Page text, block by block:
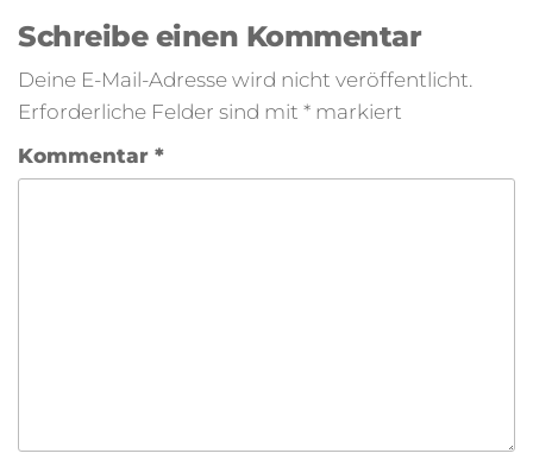
Schreibe einen Kommentar
Deine E-Mail-Adresse wird nicht veröffentlicht.
Erforderliche Felder sind mit * markiert
Kommentar *